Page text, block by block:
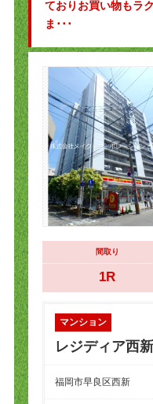
ておりお買い物もラ
ま･･･
間取り
1R
マンション
レジディア西
福岡市早良区西新